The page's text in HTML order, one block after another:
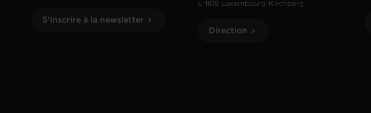
S'inscrire à la newsletter
L-1615 Luxembourg-Kirchberg
Direction